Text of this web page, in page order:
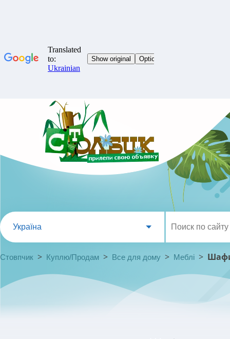
Україна
Стовпчик > Куплю/Продам > Все для дому > Меблі >